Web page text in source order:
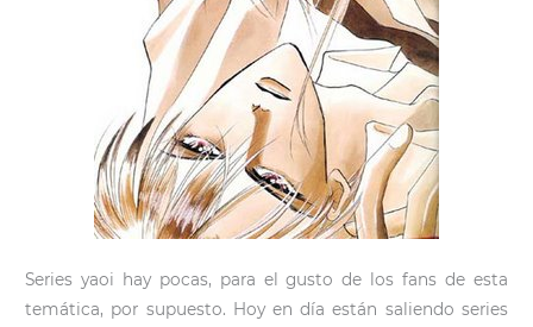
Series yaoi hay pocas, para el gusto de los fans de esta
temática, por supuesto. Hoy en día están saliendo series